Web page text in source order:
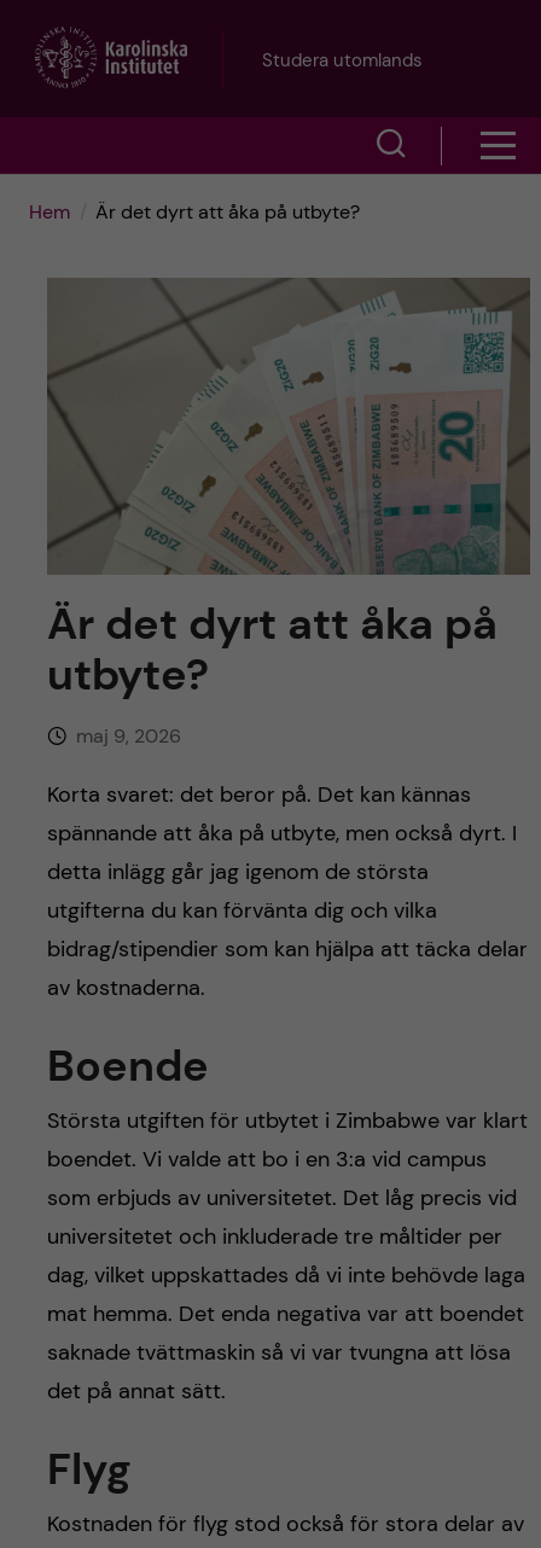
Studera utomlands
a
ö
k
f
ä
l
a
m
e
y
Hem Är det dyrt att åka på utbyte?
Är det dyrt att åka på
utbyte?
maj 9, 2026
Korta svaret: det beror på. Det kan kännas
spännande att åka på utbyte, men också dyrt. I
detta inlägg går jag igenom de största
utgifterna du kan förvänta dig och vilka
bidrag/stipendier som kan hjälpa att täcka delar
av kostnaderna.
Boende
Största utgiften för utbytet i Zimbabwe var klart
boendet. Vi valde att bo i en 3:a vid campus
som erbjuds av universitetet. Det låg precis vid
universitetet och inkluderade tre måltider per
dag, vilket uppskattades då vi inte behövde laga
mat hemma. Det enda negativa var att boendet
saknade tvättmaskin så vi var tvungna att lösa
det på annat sätt.
Flyg
Kostnaden för flyg stod också för stora delar av